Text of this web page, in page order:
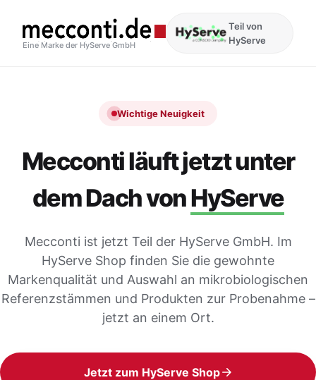
Eine Marke der HyServe GmbH
Teil von
HyServe
Wichtige Neuigkeit
Mecconti läuft jetzt unter
dem Dach vonHyServe
Mecconti ist jetzt Teil der HyServe GmbH. Im
HyServe Shop finden Sie die gewohnte
Markenqualität und Auswahl an mikrobiologischen
Referenzstämmen und Produkten zur Probenahme –
jetzt an einem Ort.
Jetzt zum HyServe Shop